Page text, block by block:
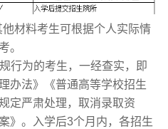
材料考生可根据个人实际情
。
为的考生，一经查实，即
办法》《普通高等学校招生
定严肃处理，取消录取资
》。入学后3个月内，各招生